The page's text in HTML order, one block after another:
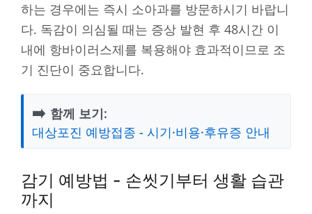
하는 경우에는 즉시 소아과를 방문하시기 바랍니
다. 독감이 의심될 때는 증상 발현 후 48시간 이
내에 항바이러스제를 복용해야 효과적이므로 조
기 진단이 중요합니다.
➡️ 함께 보기:
대상포진 예방접종 - 시기·비용·후유증 안내
감기 예방법 - 손씻기부터 생활 습관
까지